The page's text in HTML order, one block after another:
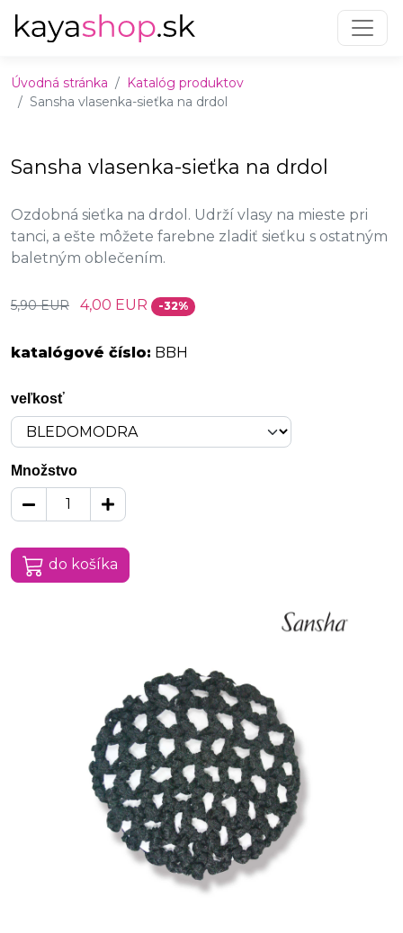
Úvodná stránka
Katalóg produktov
Sansha vlasenka-sieťka na drdol
Sansha vlasenka-sieťka na drdol
Ozdobná sieťka na drdol. Udrží vlasy na mieste pri
tanci, a ešte môžete farebne zladiť sieťku s ostatným
baletným oblečením.
5,90 EUR 4,00 EUR -32%
katalógové číslo: BBH
veľkosť
Množstvo
do košíka